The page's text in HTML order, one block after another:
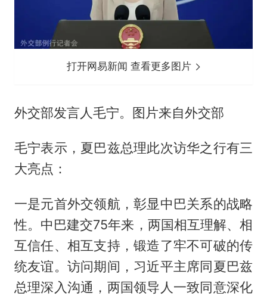
打开网易新闻 查看更多图片
外交部发言人毛宁。图片来自外交部
毛宁表示，夏巴兹总理此次访华之行有三
大亮点：
一是元首外交领航，彰显中巴关系的战略
性。中巴建交75年来，两国相互理解、相
互信任、相互支持，锻造了牢不可破的传
统友谊。访问期间，习近平主席同夏巴兹
总理深入沟通，两国领导人一致同意深化